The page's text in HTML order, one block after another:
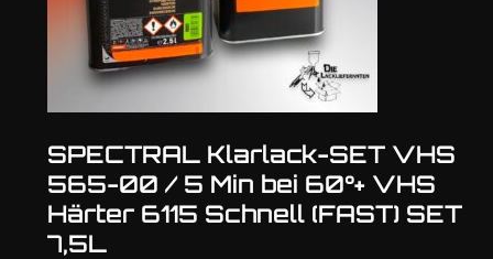
SPECTRAL Klarlack-SET VHS
565-00 / 5 Min bei 60°+ VHS
Härter 6115 Schnell (FAST) SET
7,5L